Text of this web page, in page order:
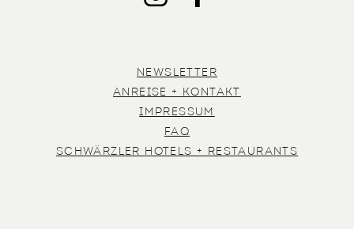
NEWSLETTER
ANREISE + KONTAKT
IMPRESSUM
FAQ
SCHWÄRZLER HOTELS + RESTAURANTS